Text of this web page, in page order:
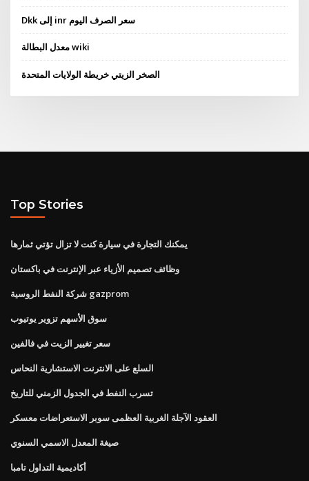
Dkk إلى inr سعر الصرف اليوم
معدل البطالة wiki
الصخر الزيتي خريطة الولايات المتحدة
Top Stories
يمكنك التجارة في سيارة كنت لا تزال تؤتي ثمارها
وظائف تصميم الأزياء عبر الإنترنت في باكستان
شركة النفط الروسية gazprom
سوق الأسهم تزوير يوتيوب
سعر تغيير الزيت في فالفين
السلع على الانترنت الاستشارية النحاس
تسرب النفط في الجدول الزمني للتاريخ
العقود الآجلة الغربية العظمى سوبر الاستعراضات معسكر
صيغة المعدل الاسمي السنوي
أكاديمية التداول تامبا